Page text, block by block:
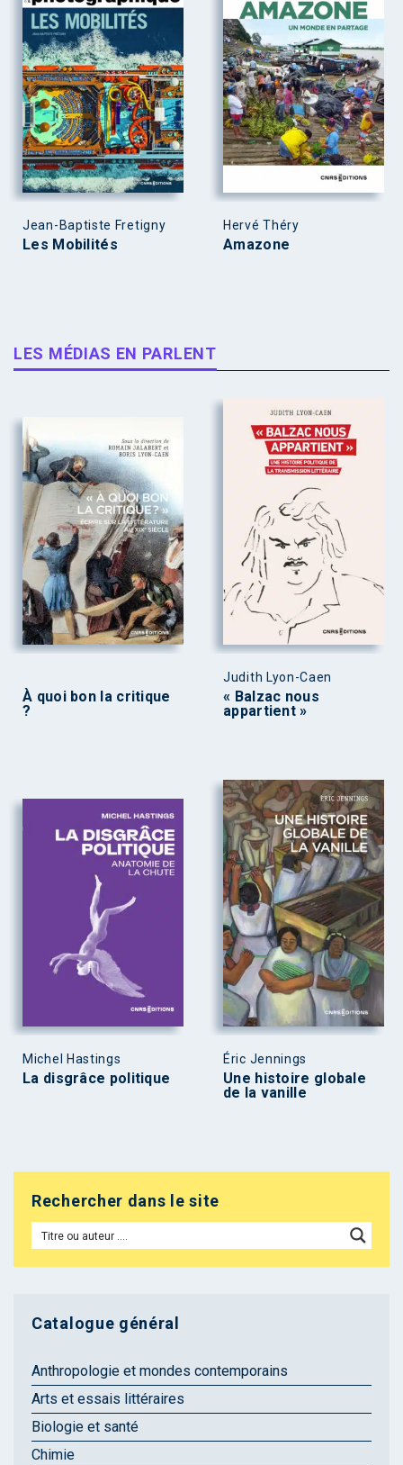
Jean-Baptiste Fretigny
Les Mobilités
Hervé Théry
Amazone
LES MÉDIAS EN PARLENT
À quoi bon la critique
?
Judith Lyon-Caen
« Balzac nous
appartient »
Michel Hastings
La disgrâce politique
Éric Jennings
Une histoire globale
de la vanille
Rechercher dans le site
Catalogue général
Anthropologie et mondes contemporains
Arts et essais littéraires
Biologie et santé
Chimie